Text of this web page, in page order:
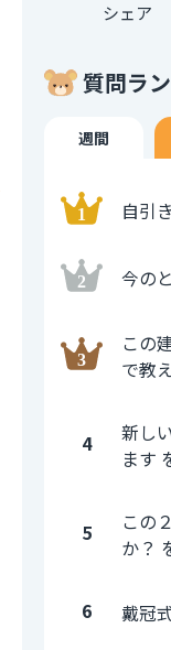
シェア
質問ラ
週間
自引
今の
この
で教
4
新し
ます
5
この
か？
6 戴冠